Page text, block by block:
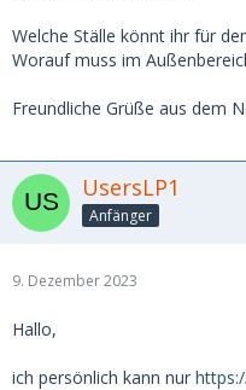
Welche Ställe könnt ihr für
Worauf muss im
Freundliche Grüße aus dem
UsersLP1
Anfänger
9. Dezember 2023
Hallo,
ich persönlich kann nur